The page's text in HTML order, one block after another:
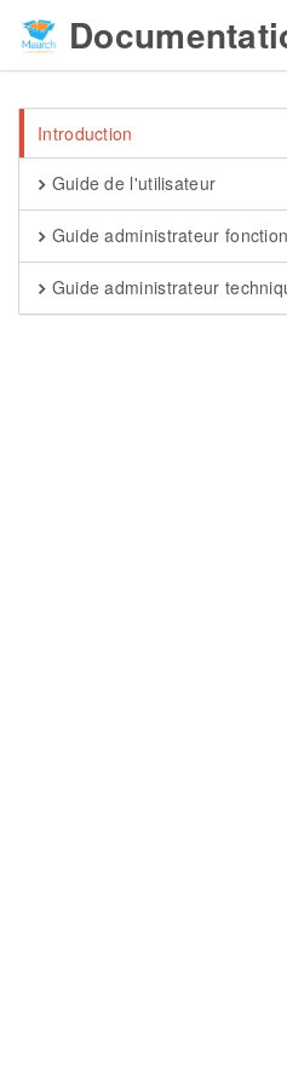
Introduction
Guide de l'utilisateur
Guide administrateur
Guide administrateur